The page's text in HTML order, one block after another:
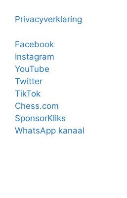
Privacyverklaring
Facebook
Instagram
YouTube
Twitter
TikTok
Chess.com
SponsorKliks
WhatsApp kanaal